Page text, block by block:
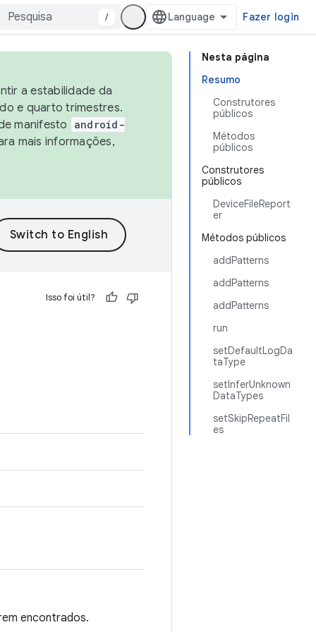
/ Fazer login
Nesta página
Resumo
Construtores
públicos
Métodos
públicos
Construtores
públicos
DeviceFileReport
er
Métodos públicos
addPatterns
addPatterns
addPatterns
run
setDefaultLogDa
taType
setInferUnknown
DataTypes
setSkipRepeatFil
es
a estabilidade da
e quarto trimestres.
manifesto
android-
mais informações,
Isso foi útil?
encontrados.